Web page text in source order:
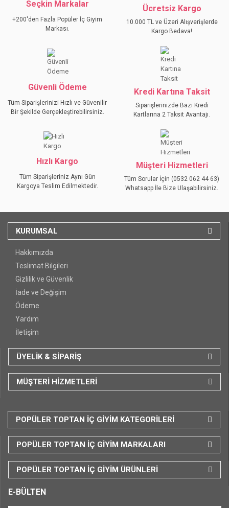
Ürün açıklamasında eksik bilgiler bulunuyor.
Ürün fiyatı diğer sitelerden daha pahalı.
Bu ürüne benzer farklı alternatifler olmalı.
Seçkin Markalar
+200'den Fazla Popüler İç Giyim
Markası.
Ücretsiz Kargo
10.000 TL ve Üzeri Alışverişlerde
Kargo Bedava!
Güvenli Ödeme
Tüm Siparişlerinizi Hızlı ve Güvenilir
Bir Şekilde Gerçekleştirebilirsiniz.
Kredi Kartına Taksit
Siparişlerinizde Bazı Kredi
Kartlarına 2 Taksit Avantajı.
Hızlı Kargo
Tüm Siparişleriniz Aynı Gün
Kargoya Teslim Edilmektedir.
Müşteri Hizmetleri
Tüm Sorular İçin (0532 062 44 63)
Whatsapp İle Bize Ulaşabilirsiniz.
KURUMSAL
Hakkımızda
Teslimat Bilgileri
Gizlilik ve Güvenlik
İade ve Değişim
Ödeme
Yardım
İletişim
ÜYELİK & SİPARİŞ
MÜŞTERİ HİZMETLERİ
POPÜLER TOPTAN İÇ GİYİM KATEGORİLERİ
POPÜLER TOPTAN İÇ GİYİM MARKALARI
POPÜLER TOPTAN İÇ GİYİM ÜRÜNLERİ
E-BÜLTEN